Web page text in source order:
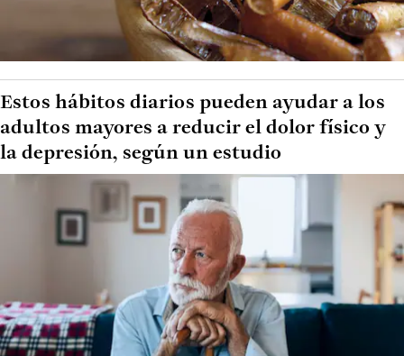
Estos hábitos diarios pueden ayudar a los
adultos mayores a reducir el dolor físico y
la depresión, según un estudio